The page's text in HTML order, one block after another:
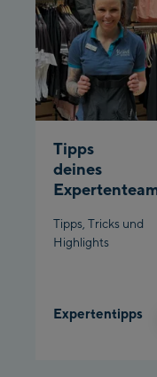
Mayrhofen Zentrum
Penkenbahn
/ Valley station
Penkenbahn
Bergstation / Top
/Valley station
Fuegen:
Spieljochbahn
Talstation /Valley
Ischgl:
Tipps
deines
Tipps, Tricks und
Highlights
Expertentipps